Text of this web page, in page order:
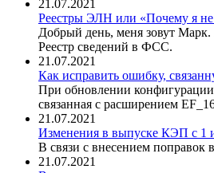
21.07.2021
Реестры ЭЛН или «Почему я
Добрый день, меня зовут Марк.
Реестр сведений в ФСС.
21.07.2021
Как исправить ошибку,
При обновлении конфигурации
связанная с расширением
21.07.2021
Изменения в выпуске КЭП с 1
В связи с внесением
21.07.2021